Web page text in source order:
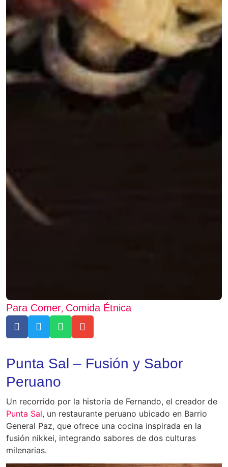
Para Comer, Comida Étnica
Punta Sal – Fusión y Sabor
Peruano
Un recorrido por la historia de Fernando, el creador de
Punta Sal, un restaurante peruano ubicado en Barrio
General Paz, que ofrece una cocina inspirada en la
fusión nikkei, integrando sabores de dos culturas
milenarias.